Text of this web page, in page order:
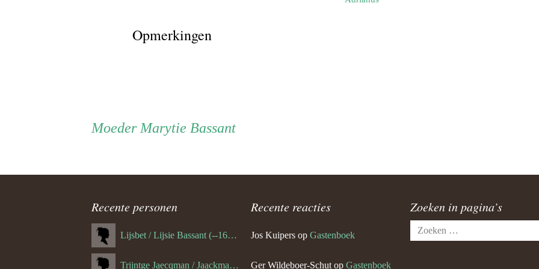
Opmerkingen
Persoon
ouder
navigatie
Moeder Moeder
Marytie Bassant
Recente personen
Lijsbet / Lijsie Bassant (--1687)
Trijntge Jaecqman / Jaackman (--1651)
Recente reacties
Jos Kuipers op Gastenboek
Ger Wildeboer-Schut op Gastenboek
Zoeken in pagina’s
Zoeken
naar: